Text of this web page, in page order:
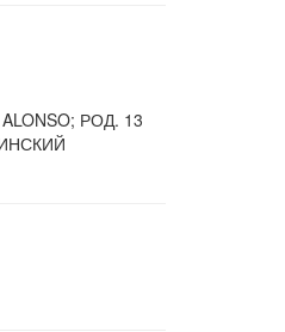
РОД. 13